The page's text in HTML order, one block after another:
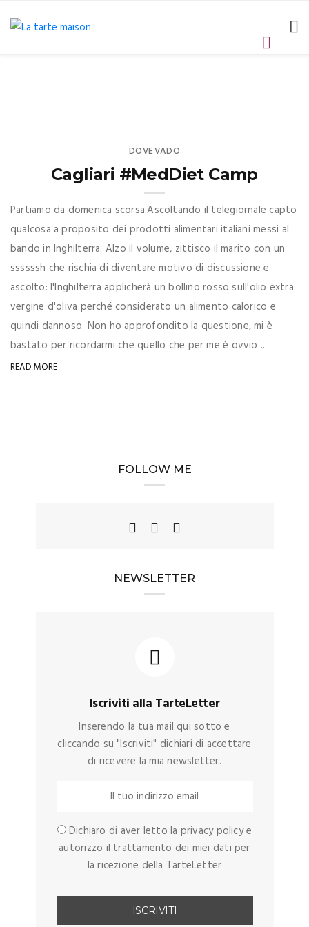
DOVE VADO
Cagliari #MedDiet Camp
Partiamo da domenica scorsa.Ascoltando il telegiornale capto
qualcosa a proposito dei prodotti alimentari italiani messi al
bando in Inghilterra. Alzo il volume, zittisco il marito con un
ssssssh che rischia di diventare motivo di discussione e
ascolto: l'Inghilterra applicherà un bollino rosso sull'olio extra
vergine d'oliva perché considerato un alimento calorico e
quindi dannoso. Non ho approfondito la questione, mi è
bastato per ricordarmi che quello che per me è ovvio ...
READ MORE
FOLLOW ME
NEWSLETTER
Iscriviti alla TarteLetter
Inserendo la tua mail qui sotto e
cliccando su "Iscriviti" dichiari di accettare
di ricevere la mia newsletter.
Dichiaro di aver letto la privacy policy e
autorizzo il trattamento dei miei dati per
la ricezione della TarteLetter